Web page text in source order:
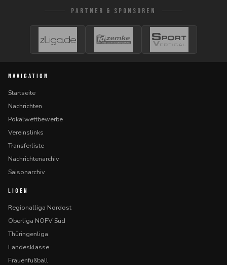
PARTNER & SPONSOREN
NAVIGATION
Startseite
Nachrichten
Pokalwettbewerbe
Vereinslinks
Transferliste
Nachrichtenarchiv
Saisonarchiv
LIGEN
Regionalliga Nordost
Oberliga NOFV Süd
Thüringenliga
Landesklasse
Frauenfußball